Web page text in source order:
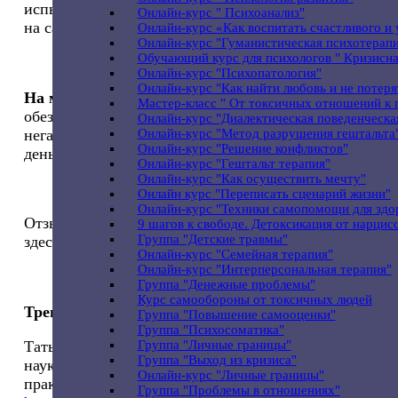
Онлайн-курс " Психоанализ"
Онлайн-курс «Как воспитать счастливого
Онлайн-курс "Гуманистическая
Обучающий курс для психологов "
Онлайн-курс "Психопатология"
Онлайн-курс "Как найти любовь и не
Мастер-класс " От токсичных отношений к
Онлайн-курс "Диалектическая
Онлайн-курс "Метод разрушения
Онлайн-курс "Решение конфликтов"
Онлайн-курс "Гештальт терапия"
Онлайн-курс "Как осуществить мечту"
Онлайн курс "Переписать сценарий жизни"
Онлайн-курс "Техники самопомощи для
9 шагов к свободе. Детоксикация от
Группа "Детские травмы"
Онлайн-курс "Семейная терапия"
Онлайн-курс "Интерперсональная терапия"
Группа "Денежные проблемы"
Курс самообороны от токсичных людей
Группа "Повышение самооценки"
Группа "Психосоматика"
Группа "Личные границы"
Группа "Выход из кризиса"
Онлайн-курс "Личные границы"
Группа "Проблемы в отношениях"
испытывать ежедневный стресс от нехватки денег
на самое необходимое?
На мастер-классе вы сможетеобнаружить и
обезвредить этот «вирус», который запускает
негативную программу и отводит от вас все ваши
деньги.
Отзывы о мастер-класс читайте
здесь
https://vk.com/event98247879
Тренер:
Татьяна Дьяченко, кандидат психологических
наук, лайф-коуч, мастер Рейки, тета-целитель,
практик НЛП, расстановщик. Подробнее о ней: